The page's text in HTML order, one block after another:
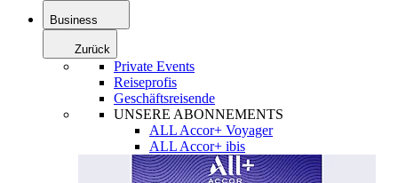
Business
Zurück
Private Events
Reiseprofis
Geschäftsreisende
UNSERE ABONNEMENTS
ALL Accor+ Voyager
ALL Accor+ ibis